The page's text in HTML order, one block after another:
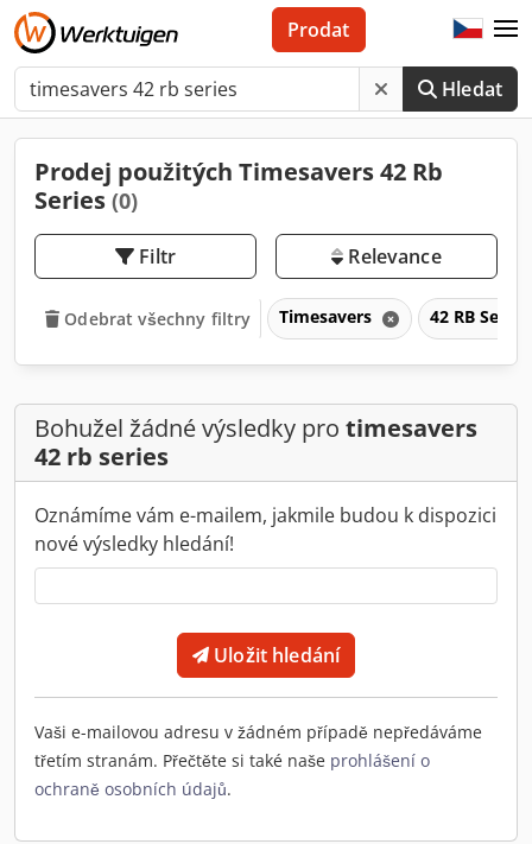
Hledat
Prodat
Prodej použitých Timesavers 42 Rb
Series (0)
Filtr Relevance
Odebrat všechny filtry Timesavers 42 RB Series
Bohužel žádné výsledky pro timesavers
42 rb series
Oznámíme vám e-mailem, jakmile budou k dispozici
nové výsledky hledání!
Uložit hledání
Vaši e-mailovou adresu v žádném případě nepředáváme
třetím stranám. Přečtěte si také naše prohlášení o
ochraně osobních údajů.